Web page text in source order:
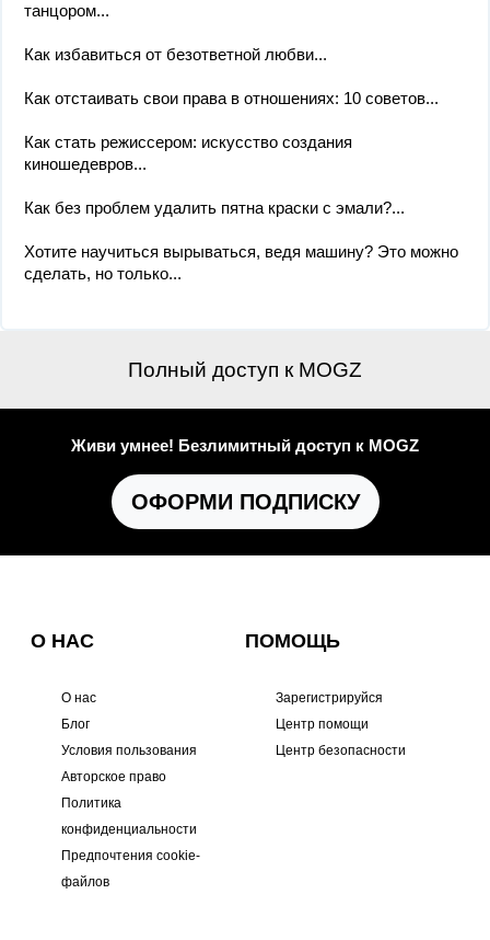
танцором...
Как избавиться от безответной любви...
Как отстаивать свои права в отношениях: 10 советов...
Как стать режиссером: искусство создания
киношедевров...
Как без проблем удалить пятна краски с эмали?...
Хотите научиться вырываться, ведя машину? Это можно
сделать, но только...
Полный доступ к MOGZ
Живи умнее! Безлимитный доступ к MOGZ
ОФОРМИ ПОДПИСКУ
О НАС
О нас
Блог
Условия пользования
Авторское право
Политика
конфиденциальности
Предпочтения cookie-
файлов
ПОМОЩЬ
Зарегистрируйся
Центр помощи
Центр безопасности